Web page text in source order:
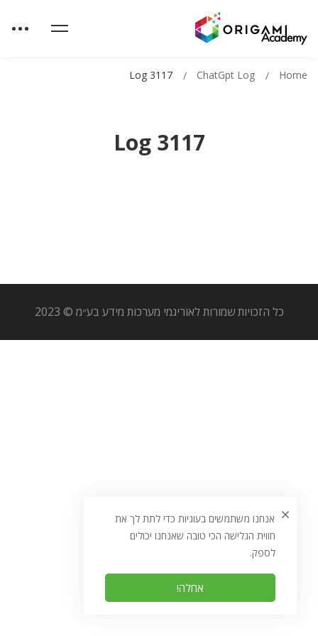
Log 3117
Home
ChatGpt Log
Log 3117
כל הזכויות שמורות לאוריגמי מערכות מידע בע״מ © 2023
אנחנו משתמשים בעוגיות כדי לתת לך את
חווית הגלישה הכי טובה שאנחנו יכולים
לספק.
אחלה!